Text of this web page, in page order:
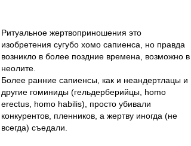
Ритуальное жертвоприношения это
изобретения сугубо хомо сапиенса, но правда
возникло в более поздние времена, возможно в
неолите.
Более ранние сапиенсы, как и неандертлацы и
другие гоминиды (гельдерберийцы, homo
erectus, homo habilis), просто убивали
конкурентов, пленников, а жертву иногда (не
всегда) съедали.